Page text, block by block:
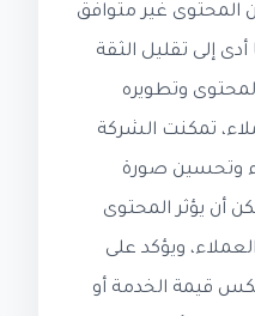
المحتوى غير متوافق
إلى تقليل الثقة
وتطويره
تمكنت الشركة
وتحسين صورة
أن يؤثر المحتوى
ويؤكد على
قيمة الخدمة أو